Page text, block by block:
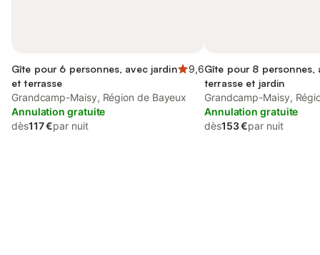
Gîte pour 6 personnes, avec jardin
et terrasse
9,6
Grandcamp-Maisy, Région de Bayeux
Annulation gratuite
dès117 €par nuit
Gîte pour 8 personnes,
terrasse et jardin
Grandcamp-Maisy,
Annulation gratuite
dès153 €par nuit